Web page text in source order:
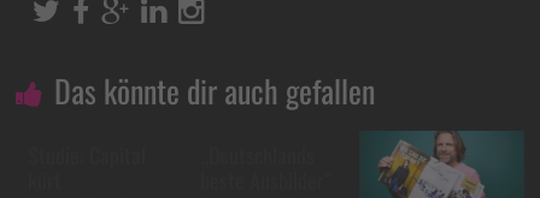
Das könnte dir auch gefallen